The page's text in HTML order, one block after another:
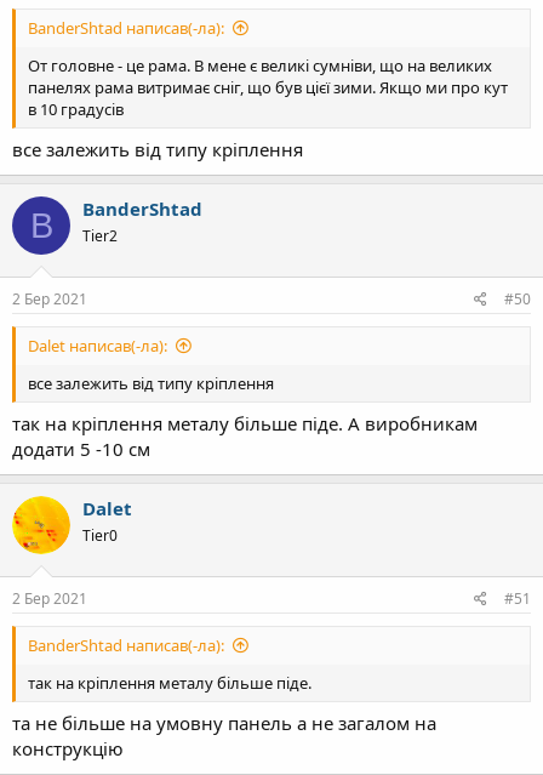
BanderShtad написав(-ла):
От головне - це рама. В мене є великі сумніви, що на великих
панелях рама витримає сніг, що був цієї зими. Якщо ми про кут
в 10 градусів
все залежить від типу кріплення
B BanderShtad
Tier2
2 Бер 2021 #50
Dalet написав(-ла):
все залежить від типу кріплення
так на кріплення металу більше піде. А виробникам
додати 5 -10 см
Dalet
Tier0
2 Бер 2021 #51
BanderShtad написав(-ла):
так на кріплення металу більше піде.
та не більше на умовну панель а не загалом на
конструкцію